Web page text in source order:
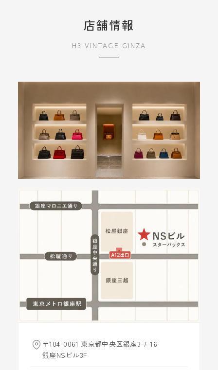
店舗情報
H3 VINTAGE GINZA
〒104-0061 東京都中央区銀座3-7-16
銀座NSビル3F